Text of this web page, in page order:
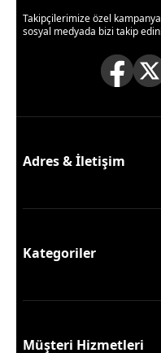
Takipçilerimize özel
sosyal medyada bizi takip
Adres & İletişim
Kategoriler
Müşteri Hizmetleri